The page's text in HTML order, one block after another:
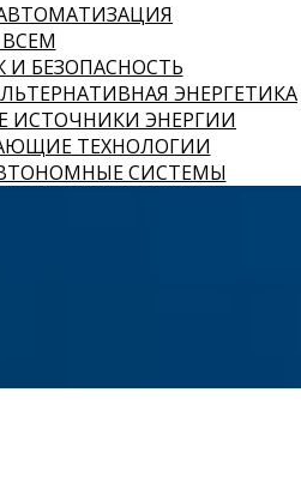
БЕЗОПАСНОСТЬ
ЭНЕРГЕТИКА
ИСТОЧНИКИ ЭНЕРГИИ
ТЕХНОЛОГИИ
СИСТЕМЫ